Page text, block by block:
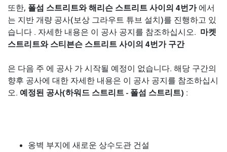
또한, 폴섬 스트리트와 해리슨 스트리트 사이의 4번가에서
는 지반 개량 공사(보상 그라우트 튜브 설치)를 진행하고 있
습니다 . 자세한 내용은 이 공사 공지를 참조하십시오. 마켓
스트리트와 스티븐슨 스트리트 사이의 4번가 구간
은 다음 주 에 공사 가 시작될 예정이 없습니다. 해당 구간의
향후 공사에 대한 자세한 내용은 이 공사 공지를 참조하십시
오. 예정된 공사(하워드 스트리트 - 폴섬 스트리트) :
옹벽 부지에 새로운 상수도관 건설